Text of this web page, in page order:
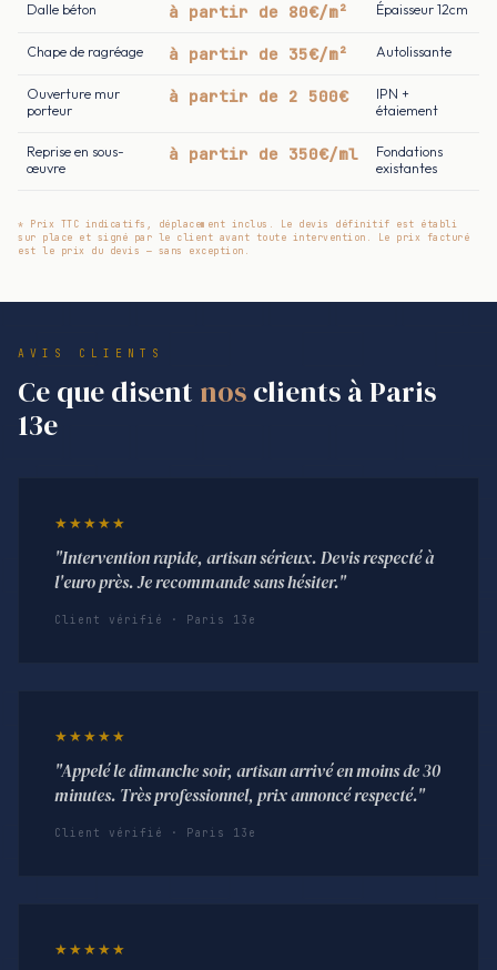
Dalle béton à partir de 80€/m² Épaisseur 12cm
Chape de ragréage à partir de 35€/m² Autolissante
Ouverture mur
porteur
à partir de 2 500€
IPN +
étaiement
Reprise en sous-
œuvre
à partir de 350€/ml
Fondations
existantes
* Prix TTC indicatifs, déplacement inclus. Le devis définitif est établi
sur place et signé par le client avant toute intervention. Le prix facturé
est le prix du devis — sans exception.
AVIS CLIENTS
Ce que disent nosclients à Paris
13e
★★★★★
"Intervention rapide, artisan sérieux. Devis respecté à
l'euro près. Je recommande sans hésiter."
Client vérifié · Paris 13e
★★★★★
"Appelé le dimanche soir, artisan arrivé en moins de 30
minutes. Très professionnel, prix annoncé respecté."
Client vérifié · Paris 13e
★★★★★